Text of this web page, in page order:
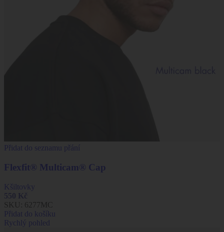
Přidat do seznamu přání
Flexfit® Multicam® Cap
Kšiltovky
SKU: 6277MC
Přidat do košíku
Rychlý pohled